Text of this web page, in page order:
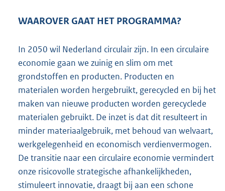
K
WAAROVER GAAT HET PROGRAMMA?
In 2050 wil Nederland circulair zijn. In een circulaire
economie gaan we zuinig en slim om met
grondstoffen en producten. Producten en
materialen worden hergebruikt, gerecycled en bij het
maken van nieuwe producten worden gerecyclede
materialen gebruikt. De inzet is dat dit resulteert in
minder materiaalgebruik, met behoud van welvaart,
werkgelegenheid en economisch verdienvermogen.
De transitie naar een circulaire economie vermindert
onze risicovolle strategische afhankelijkheden,
stimuleert innovatie, draagt bij aan een schone